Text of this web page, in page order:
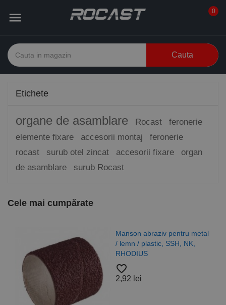
 0
Cauta
Etichete
organe de asamblare Rocast
feronerie
elemente fixare
accesorii montaj
feronerie
rocast
surub otel zincat accesorii fixare
organ
de asamblare
surub Rocast
Cele mai cumpărate
Manson abraziv pentru metal
/ lemn / plastic, SSH, NK,
RHODIUS
favorite_border
2,92 lei